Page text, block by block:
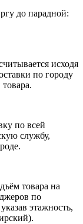
до парадной:
исходя
по городу
по всей
службу,
товара на
по
этажность,